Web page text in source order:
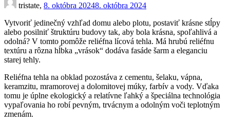
tristate, 8. októbra 20248. októbra 2024
Vytvoriť jedinečný vzhľad domu alebo plotu, postaviť krásne stĺpy
alebo posilniť štruktúru budovy tak, aby bola krásna, spoľahlivá a
odolná? V tomto pomôže reliéfna lícová tehla. Má hrubú reliéfnu
textúru a rôzna hĺbka „vrások“ dodáva fasáde šarm a eleganciu
starej tehly.
Reliéfna tehla na obklad pozostáva z cementu, šelaku, vápna,
keramzitu, mramorovej a dolomitovej múky, farbív a vody. Vďaka
tomu je úplne ekologický a relatívne ľahký a špeciálna technológia
vypaľovania ho robí pevným, trvácnym a odolným voči teplotným
zmenám.